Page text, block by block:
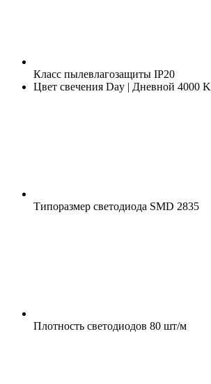
Класс пылевлагозащиты IP20
Цвет свечения Day | Дневной 4000 K
Типоразмер светодиода SMD 2835
Плотность светодиодов 80 шт/м